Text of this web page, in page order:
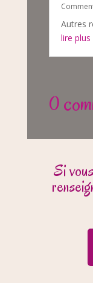
Autres
lire plus
0
Si